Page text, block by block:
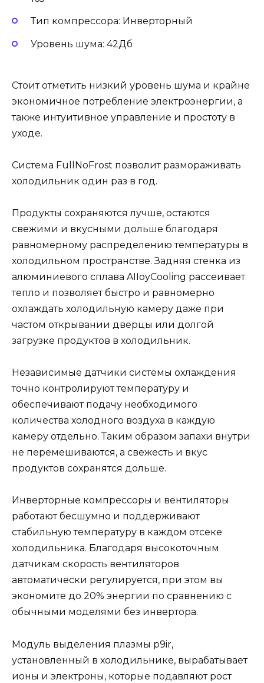
Тип компрессора: Инверторный
Уровень шума: 42Дб
Стоит отметить низкий уровень шума и крайне
экономичное потребление электроэнергии, а
также интуитивное управление и простоту в
уходе.
Система FullNoFrost позволит размораживать
холодильник один раз в год.
Продукты сохраняются лучше, остаются
свежими и вкусными дольше благодаря
равномерному распределению температуры в
холодильном пространстве. Задняя стенка из
алюминиевого сплава AIIoyCooling рассеивает
тепло и позволяет быстро и равномерно
охлаждать холодильную камеру даже при
частом открывании дверцы или долгой
загрузке продуктов в холодильник.
Независимые датчики системы охлаждения
точно контролируют температуру и
обеспечивают подачу необходимого
количества холодного воздуха в каждую
камеру отдельно. Таким образом запахи внутри
не перемешиваются, а свежесть и вкус
продуктов сохранятся дольше.
Инверторные компрессоры и вентиляторы
работают бесшумно и поддерживают
стабильную температуру в каждом отсеке
холодильника. Благодаря высокоточным
датчикам скорость вентиляторов
автоматически регулируется, при этом вы
экономите до 20% энергии по сравнению с
обычными моделями без инвертора.
Модуль выделения плазмы p9ir,
установленный в холодильнике, вырабатывает
ионы и электроны, которые подавляют рост